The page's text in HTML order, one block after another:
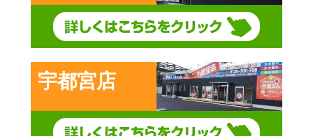
宇都宮店